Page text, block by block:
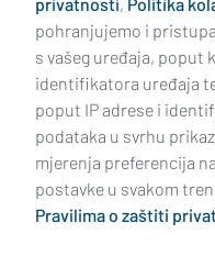
Impressum Uvjeti korištenja
Politika kolačića Kontakt
pohranjujemo i
s vašeg uređaja, poput
identifikatora uređaja
poput IP adrese i
podataka u svrhu
mjerenja preferencija
postavke u svakom
Pravilima o zaštiti